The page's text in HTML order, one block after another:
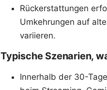
Rückerstattungen
Umkehrungen auf
variieren.
Typische Szenarien,
Innerhalb der 30-